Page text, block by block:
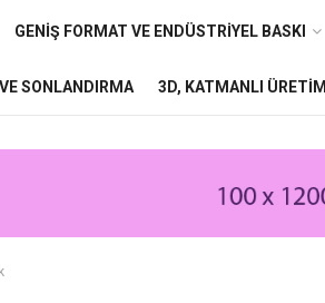
GENIŞ FORMAT VE ENDÜSTRIYEL BASKI
SONLANDIRMA 3D, KATMANLI ÜRETIM